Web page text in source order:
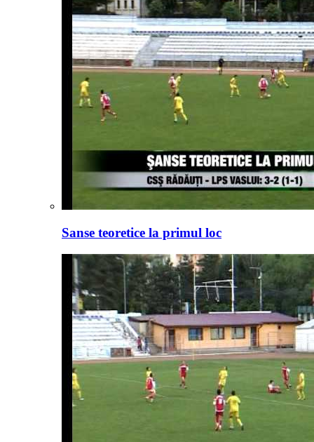
Sanse teoretice la primul loc